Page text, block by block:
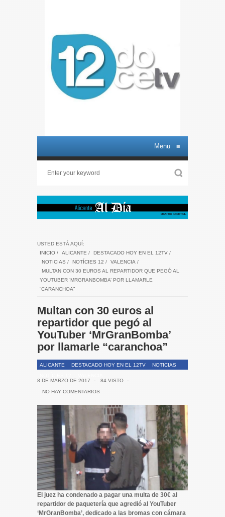
Menu ≡
USTED ESTÁ AQUÍ:
INICIO / ALICANTE / DESTACADO HOY EN EL 12TV /
NOTICIAS / NOTÍCIES 12 / VALENCIA /
MULTAN CON 30 EUROS AL REPARTIDOR QUE PEGÓ AL
YOUTUBER ‘MRGRANBOMBA’ POR LLAMARLE
“CARANCHOA”
Multan con 30 euros al
repartidor que pegó al
YouTuber ‘MrGranBomba’
por llamarle “caranchoa”
ALICANTE DESTACADO HOY EN EL 12TV
NOTICIAS
8 DE MARZO DE 2017
- 84 VISTO
-
NO HAY COMENTARIOS
El juez ha condenado a pagar una multa de 30€ al
repartidor de paquetería que agredió al YouTuber
‘MrGranBomba’, dedicado a las bromas con cámara